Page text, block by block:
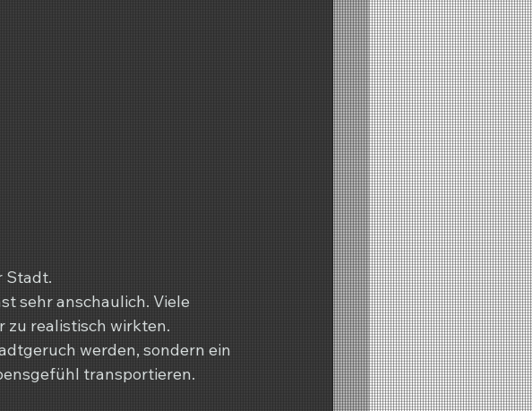
Stadt.
sehr anschaulich. Viele
zu realistisch wirkten.
werden, sondern ein
transportieren.